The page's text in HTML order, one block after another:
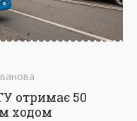
отримає 50
ходом